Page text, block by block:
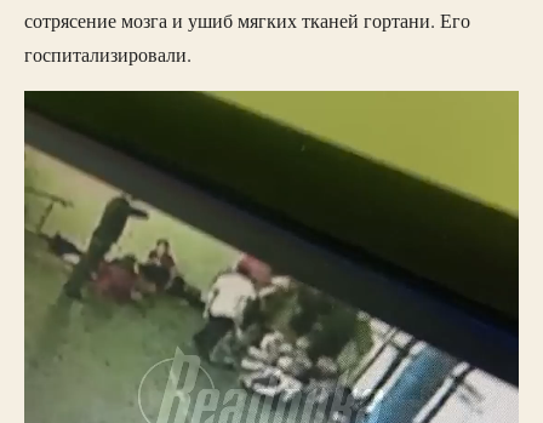
сотрясение мозга и ушиб мягких тканей гортани. Его
госпитализировали.